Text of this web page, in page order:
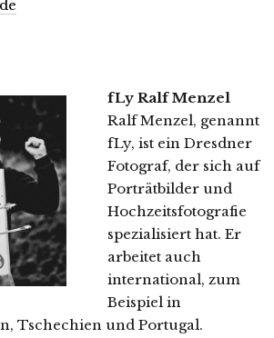
fLy Ralf Menzel
Ralf Menzel, genannt
fLy, ist ein Dresdner
Fotograf, der sich auf
Porträtbilder und
Hochzeitsfotografie
spezialisiert hat. Er
arbeitet auch
international, zum
Beispiel in
Tschechien und Portugal.